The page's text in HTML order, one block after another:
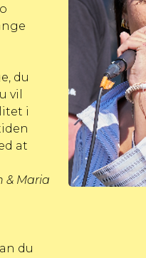
du
vil
i
at
& Maria
du